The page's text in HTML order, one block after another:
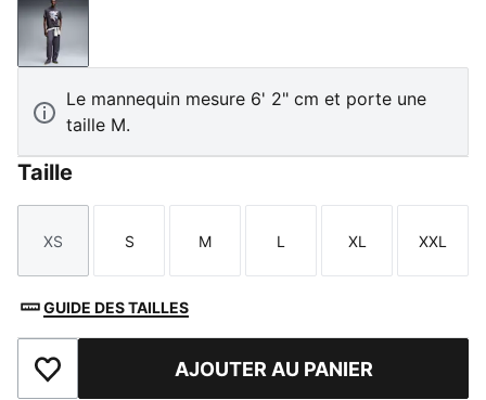
Inky Depths-Créme De Mint
Le mannequin mesure 6' 2" cm et porte une
taille M.
Taille
Taille
XS
Taille
S
Taille
M
Taille
L
Taille
XL
Taille
XXL
GUIDE DES TAILLES
Ajouter à la liste de souhaits
AJOUTER AU PANIER